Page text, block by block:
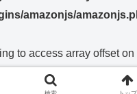
amazonjs/
to access array offset
amazonjs/